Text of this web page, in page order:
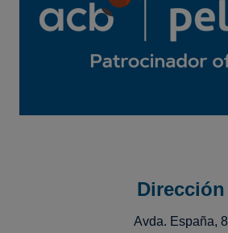
Dirección
Avda. España, 8